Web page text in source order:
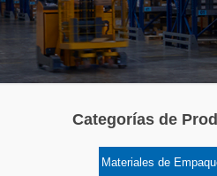
Categorías de
Materiales de